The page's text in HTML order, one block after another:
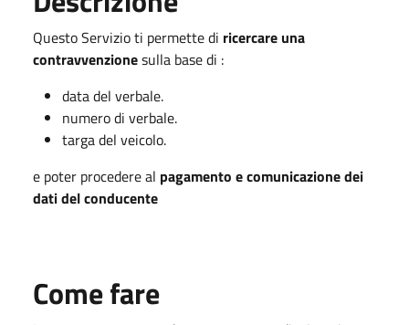
Questo Servizio ti permette di ricercare una
contravvenzionesulla base di :
data del verbale.
numero di verbale.
targa del veicolo.
e poter procedere al pagamento e comunicazione dei
dati del conducente
Come fare